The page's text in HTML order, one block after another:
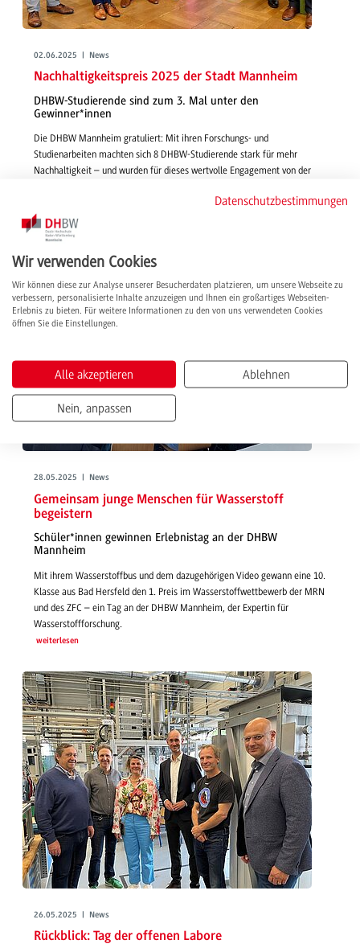
02.06.2025 | News
Nachhaltigkeitspreis 2025 der Stadt Mannheim
DHBW-Studierende sind zum 3. Mal unter den
Gewinner*innen
Die DHBW Mannheim gratuliert: Mit ihren Forschungs- und
Studienarbeiten machten sich 8 DHBW-Studierende stark für mehr
Nachhaltigkeit – und wurden für dieses wertvolle Engagement von der
28.05.2025 | News
Gemeinsam junge Menschen für Wasserstoff
begeistern
Schüler*innen gewinnen Erlebnistag an der DHBW
Mannheim
Mit ihrem Wasserstoffbus und dem dazugehörigen Video gewann eine 10.
Klasse aus Bad Hersfeld den 1. Preis im Wasserstoffwettbewerb der MRN
und des ZFC – ein Tag an der DHBW Mannheim, der Expertin für
Wasserstoffforschung.
weiterlesen
26.05.2025 | News
Rückblick: Tag der offenen Labore
Datenschutzbestimmungen
Wir verwenden Cookies
Wir können diese zur Analyse unserer Besucherdaten platzieren, um unsere Webseite zu
verbessern, personalisierte Inhalte anzuzeigen und Ihnen ein großartiges Webseiten-
Erlebnis zu bieten. Für weitere Informationen zu den von uns verwendeten Cookies
öffnen Sie die Einstellungen.
Alle akzeptieren Ablehnen
Nein, anpassen